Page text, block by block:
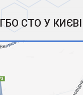
ГБО СТО У КИЄВІ